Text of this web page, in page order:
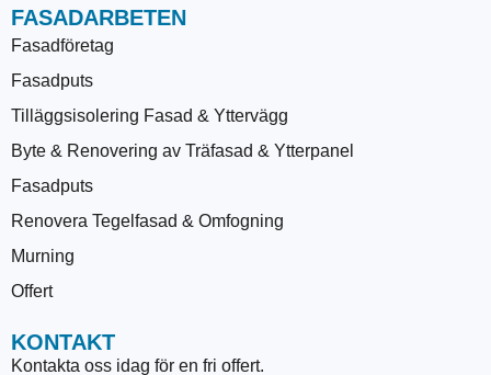
FASADARBETEN
Fasadföretag
Fasadputs
Tilläggsisolering Fasad & Yttervägg
Byte & Renovering av Träfasad & Ytterpanel
Fasadputs
Renovera Tegelfasad & Omfogning
Murning
Offert
KONTAKT
Kontakta oss idag för en fri offert.